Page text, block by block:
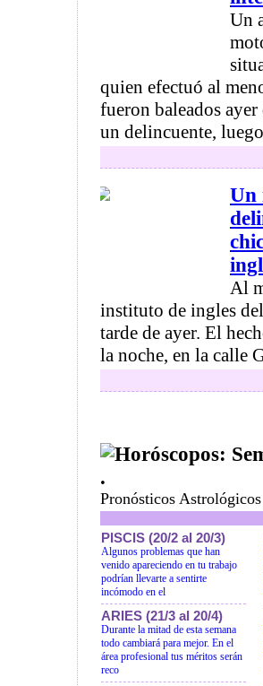
Un
quien efectuó al
fueron baleados
un delincuente,
Un
Al
instituto de ingles
tarde de ayer. El
la noche, en la calle
Horóscopos:
.
Pronósticos
PISCIS (20/2 al 20/3)
Algunos problemas que han
venido apareciendo en tu trabajo
podrían llevarte a sentirte
incómodo en el
ARIES (21/3 al 20/4)
Durante la mitad de esta semana
todo cambiará para mejor. En el
área profesional tus méritos serán
reco